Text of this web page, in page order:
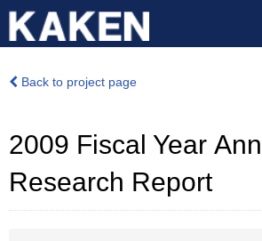
Back to project page
2009 Fiscal Year
Research Report